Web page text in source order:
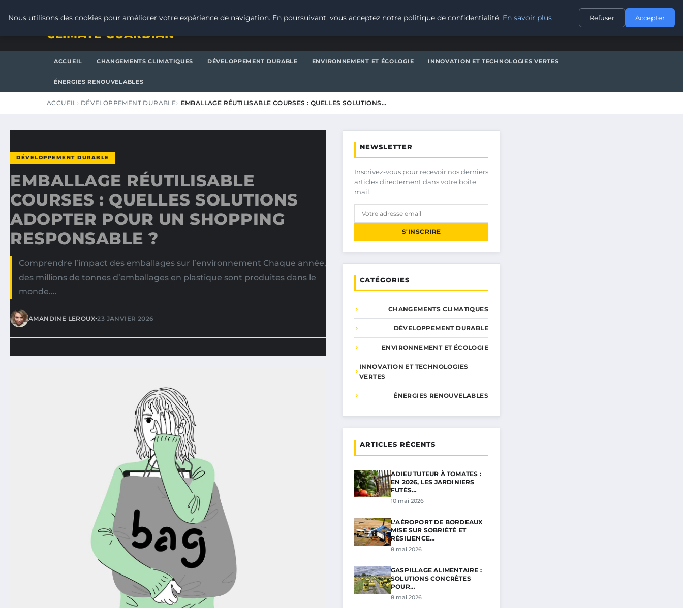
CONTACT
CLIMATE GUARDIAN
ACCUEIL CHANGEMENTS CLIMATIQUES DÉVELOPPEMENT DURABLE ENVIRONNEMENT ET ÉCOLOGIE INNOVATION ET TECHNOLOGIES VERTES
ÉNERGIES RENOUVELABLES
ACCUEIL DÉVELOPPEMENT DURABLE EMBALLAGE RÉUTILISABLE COURSES : QUELLES SOLUTIONS…
DÉVELOPPEMENT DURABLE
EMBALLAGE RÉUTILISABLE
COURSES : QUELLES SOLUTIONS
ADOPTER POUR UN SHOPPING
RESPONSABLE ?
Comprendre l’impact des emballages sur l’environnement Chaque année,
des millions de tonnes d’emballages en plastique sont produites dans le
monde.…
AMANDINE LEROUX•23 JANVIER 2026
NEWSLETTER
Inscrivez-vous pour recevoir nos derniers
articles directement dans votre boîte
mail.
S'INSCRIRE
CATÉGORIES
CHANGEMENTS CLIMATIQUES
DÉVELOPPEMENT DURABLE
ENVIRONNEMENT ET ÉCOLOGIE
INNOVATION ET TECHNOLOGIES
VERTES
ÉNERGIES RENOUVELABLES
ARTICLES RÉCENTS
ADIEU TUTEUR À TOMATES :
EN 2026, LES JARDINIERS
FUTÉS…
10 mai 2026
L’AÉROPORT DE BORDEAUX
MISE SUR SOBRIÉTÉ ET
RÉSILIENCE…
8 mai 2026
GASPILLAGE ALIMENTAIRE :
SOLUTIONS CONCRÈTES
POUR…
8 mai 2026
Nous utilisons des cookies pour améliorer votre expérience de navigation. En poursuivant, vous acceptez notre politique de confidentialité. En savoir plus Refuser Accepter